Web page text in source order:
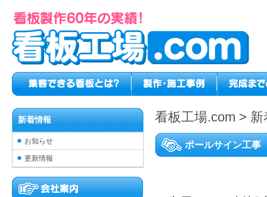
看板工場.com > 新
ポールサイン工事
新着情報
お知らせ
更新情報